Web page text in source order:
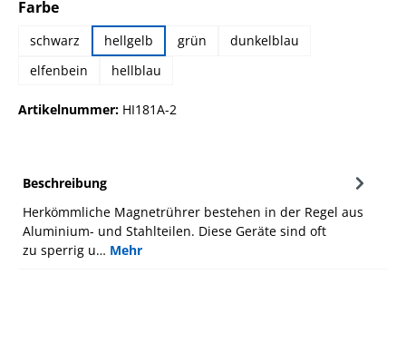
Farbeauswählen
schwarz hellgelb grün
dunkelblau
elfenbein
hellblau
Artikelnummer: HI181A-2
Beschreibung
Herkömmliche Magnetrührer bestehen in der Regel aus
Aluminium- und Stahlteilen. Diese Geräte sind oft
zu sperrig u… Mehr